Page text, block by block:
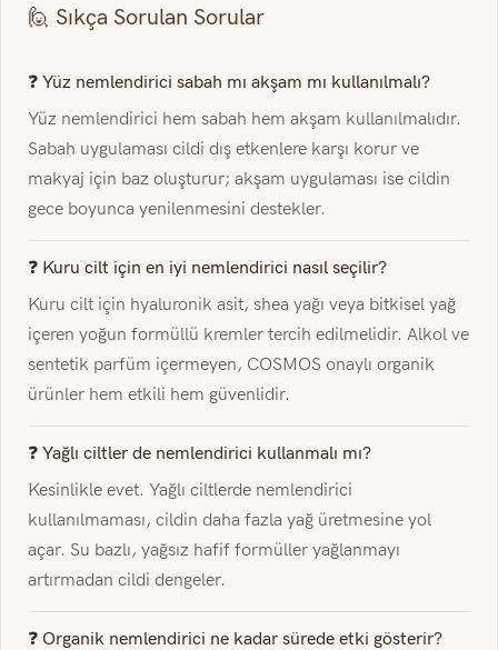
🙋 Sıkça Sorulan Sorular
❓ Yüz nemlendirici sabah mı akşam mı kullanılmalı?
Yüz nemlendirici hem sabah hem akşam kullanılmalıdır.
Sabah uygulaması cildi dış etkenlere karşı korur ve
makyaj için baz oluşturur; akşam uygulaması ise cildin
gece boyunca yenilenmesini destekler.
❓ Kuru cilt için en iyi nemlendirici nasıl seçilir?
Kuru cilt için hyaluronik asit, shea yağı veya bitkisel yağ
içeren yoğun formüllü kremler tercih edilmelidir. Alkol ve
sentetik parfüm içermeyen, COSMOS onaylı organik
ürünler hem etkili hem güvenlidir.
❓ Yağlı ciltler de nemlendirici kullanmalı mı?
Kesinlikle evet. Yağlı ciltlerde nemlendirici
kullanılmaması, cildin daha fazla yağ üretmesine yol
açar. Su bazlı, yağsız hafif formüller yağlanmayı
artırmadan cildi dengeler.
❓ Organik nemlendirici ne kadar sürede etki gösterir?